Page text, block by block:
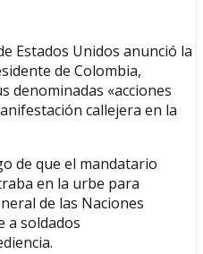
Estados Unidos anunció la
de Colombia,
denominadas «acciones
callejera en la
de que el mandatario
en la urbe para
de las Naciones
a soldados